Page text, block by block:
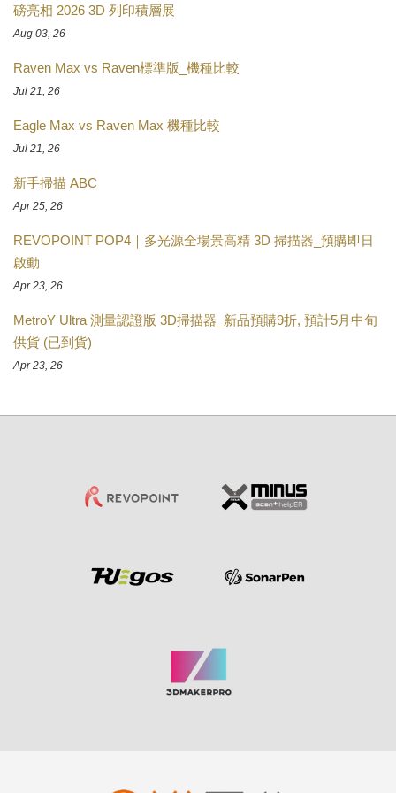
磅亮相 2026 3D 列印積層展
Aug 03, 26
Raven Max vs Raven標準版_機種比較
Jul 21, 26
Eagle Max vs Raven Max 機種比較
Jul 21, 26
新手掃描 ABC
Apr 25, 26
REVOPOINT POP4｜多光源全場景高精 3D 掃描器_預購即日
啟動
Apr 23, 26
MetroY Ultra 測量認證版 3D掃描器_新品預購9折, 預計5月中旬
供貨 (已到貨)
Apr 23, 26